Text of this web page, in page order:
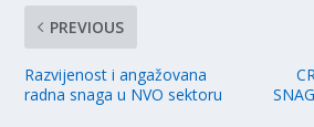
PREVIOUS
Razvijenost i angažovana
radna snaga u NVO sektoru